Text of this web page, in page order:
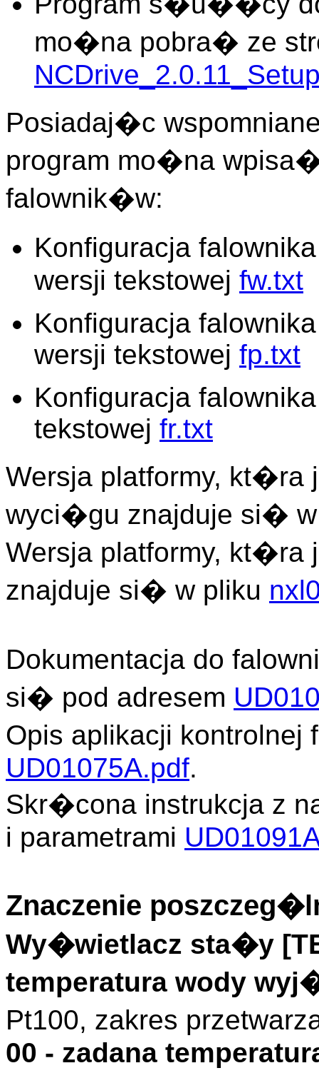
mo�na pobra� ze
Posiadaj�c
program mo�na
falownik�w:
Konfiguracja
wersji tekstowej fw.txt
Konfiguracja
wersji tekstowej fp.txt
Konfiguracja
tekstowej fr.txt
Wersja platformy, kt�ra
wyci�gu znajduje si�
Wersja platformy, kt�ra
znajduje si� w pliku
Dokumentacja do
si� pod adresem
Opis aplikacji
UD01075A.pdf.
Skr�cona instrukcja z
i parametrami
Znaczenie
Wy�wietlacz sta�y
temperatura wody
Pt100, zakres
00 - zadana